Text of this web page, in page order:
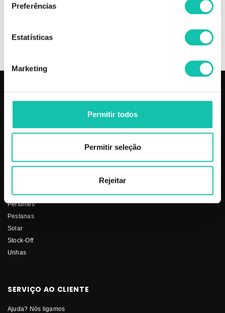
Preferências
Estatísticas
Marketing
Permitir todos
Permitir seleção
Rejeitar
OPINIÕES
Coleções Verniz Gel ANDREIA Love Story MELHOR PREÇO
PRODUTOS
Barbearia
Estética
Perfumes
Pestanas
Solar
Stock-Off
Unhas
COSMÉTICA CLICK
Sobre nós
Termos e condições
Os nossos preços
Social
SERVIÇO AO CLIENTE
Ajuda? Nós ligamos